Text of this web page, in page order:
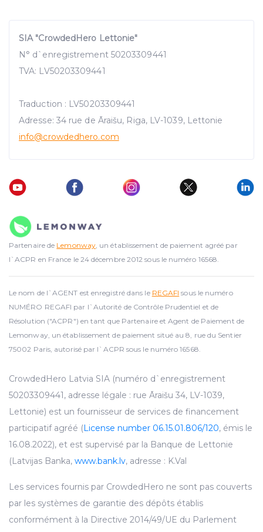
SIA "CrowdedHero Lettonie"
N° d`enregistrement 50203309441
TVA: LV50203309441
Traduction : LV50203309441
Adresse: 34 rue de Āraišu, Riga, LV-1039, Lettonie
info@crowdedhero.com
Partenaire de Lemonway, un établissement de paiement agréé par
l`ACPR en France le 24 décembre 2012 sous le numéro 16568.
Le nom de l`AGENT est enregistré dans le REGAFI sous le numéro
NUMÉRO REGAFI par l`Autorité de Contrôle Prudentiel et de
Résolution ("ACPR") en tant que Partenaire et Agent de Paiement de
Lemonway, un établissement de paiement situé au 8, rue du Sentier
75002 Paris, autorisé par l`ACPR sous le numéro 16568.
CrowdedHero Latvia SIA (numéro d`enregistrement
50203309441, adresse légale : rue Āraišu 34, LV-1039,
Lettonie) est un fournisseur de services de financement
participatif agréé (License number 06.15.01.806/120, émis le
16.08.2022), et est supervisé par la Banque de Lettonie
(Latvijas Banka, www.bank.lv, adresse : K.Val
Les services fournis par CrowdedHero ne sont pas couverts
par les systèmes de garantie des dépôts établis
conformément à la Directive 2014/49/UE du Parlement